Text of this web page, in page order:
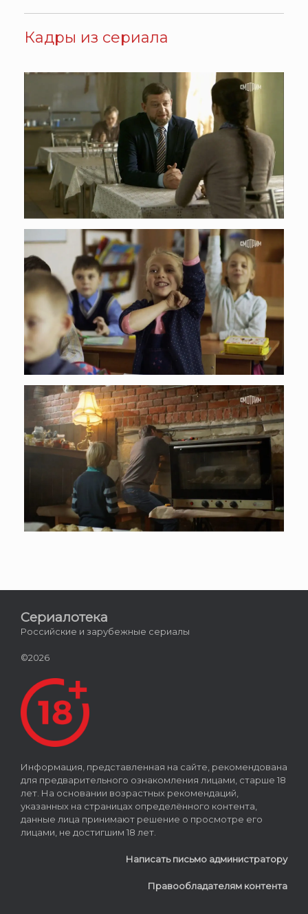
Кадры из сериала
Сериалотека
Российские и зарубежные сериалы
©2026
Информация, представленная на сайте, рекомендована
для предварительного ознакомления лицами, старше 18
лет. На основании возрастных рекомендаций,
указанных на страницах определённого контента,
данные лица принимают решение о просмотре его
лицами, не достигшим 18 лет.
Написать письмо администратору
Правообладателям контента